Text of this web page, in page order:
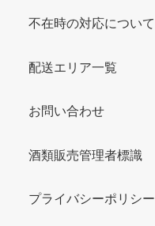
不在時の対応について
配送エリア一覧
お問い合わせ
酒類販売管理者標識
プライバシーポリシー